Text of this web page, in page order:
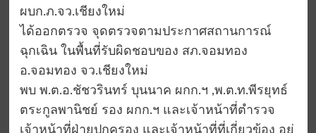
ผบก.ภ.จว.เชียงใหม่
ได้ออกตรวจ จุดตรวจตามประกาศสถานการณ์
ฉุกเฉิน ในพื้นที่รับผิดชอบของ สภ.จอมทอง
อ.จอมทอง จว.เชียงใหม่
พบ พ.ต.อ.ชัชวรินทร์ บุนนาค ผกก.ฯ ,พ.ต.ท.พีรยุทธ์
ตระกูลพานิชย์ รอง ผกก.ฯ และเจ้าหน้าที่ตำรวจ